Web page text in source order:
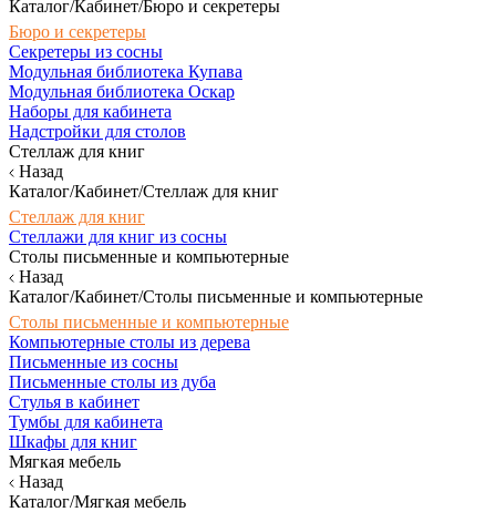
Каталог/Кабинет/Бюро и секретеры
Бюро и секретеры
Секретеры из сосны
Модульная библиотека Купава
Модульная библиотека Оскар
Наборы для кабинета
Надстройки для столов
Стеллаж для книг
Назад
Каталог/Кабинет/Стеллаж для книг
Стеллаж для книг
Стеллажи для книг из сосны
Столы письменные и компьютерные
Назад
Каталог/Кабинет/Столы письменные и компьютерные
Столы письменные и компьютерные
Компьютерные столы из дерева
Письменные из сосны
Письменные столы из дуба
Стулья в кабинет
Тумбы для кабинета
Шкафы для книг
Мягкая мебель
Назад
Каталог/Мягкая мебель